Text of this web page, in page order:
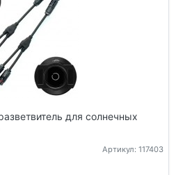
для солнечных
Артикул: 117403